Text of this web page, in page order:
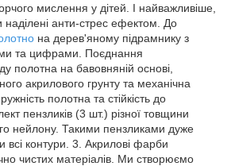
мислення у дітей. І найважливіше,
анти-стрес ефектом. До
на дерев'яному підрамнику з
та цифрами. Поєднання
полотна на бавовняній основі,
акрилового грунту та механічна
полотна та стійкість до
пензликів (3 шт.) різної товщини
нейлону. Такими пензликами дуже
всі контури. 3. Акрилові фарби
чистих матеріалів. Ми створюємо